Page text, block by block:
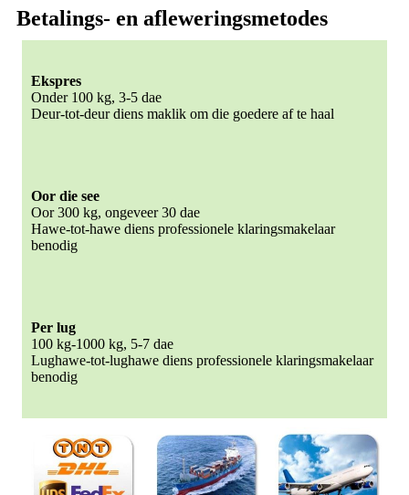
Betalings- en afleweringsmetodes
Ekspres
Onder 100 kg, 3-5 dae
Deur-tot-deur diens maklik om die goedere af te haal
Oor die see
Oor 300 kg, ongeveer 30 dae
Hawe-tot-hawe diens professionele klaringsmakelaar
benodig
Per lug
100 kg-1000 kg, 5-7 dae
Lughawe-tot-lughawe diens professionele klaringsmakelaar
benodig